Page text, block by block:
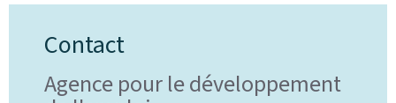
Contact
Agence pour le développement